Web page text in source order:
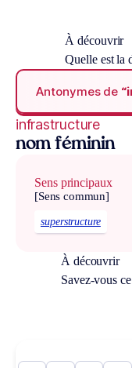
À découvrir
Quelle est la
Antonymes de
infrastructure
nom féminin
Sens principaux
[Sens commun]
superstructure
À découvrir
Savez-vous